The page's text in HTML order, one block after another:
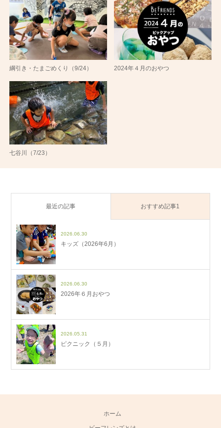
綱引き・たまごめくり（9/24） 2024年４月のおやつ
七谷川（7/23）
最近の記事 おすすめ記事1
2026.06.30
キッズ（2026年6月）
2026.06.30
2026年６月おやつ
2026.05.31
ピクニック（５月）
ホーム